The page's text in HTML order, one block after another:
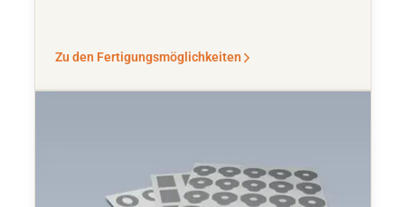
Zu den Fertigungsmöglichkeiten